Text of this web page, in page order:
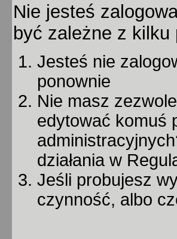
Nie jesteś
być zależne z kilku
Jesteś nie
ponownie
Nie masz
edytować komuś
działania w
Jeśli probujesz
czynność, albo